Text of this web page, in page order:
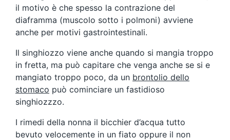
il motivo è che spesso la contrazione del
diaframma (muscolo sotto i polmoni) avviene
anche per motivi gastrointestinali.
Il singhiozzo viene anche quando si mangia troppo
in fretta, ma può capitare che venga anche se si e
mangiato troppo poco, da un brontolio dello
stomaco può cominciare un fastidioso
singhiozzzo.
I rimedi della nonna il bicchier d’acqua tutto
bevuto velocemente in un fiato oppure il non